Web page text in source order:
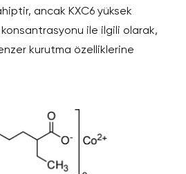
ancak KXC6 yüksek
ile ilgili olarak,
kurutma özelliklerine